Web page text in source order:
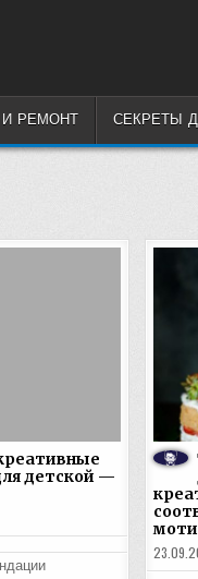
РЕМОНТ СЕКРЕТЫ
детской —